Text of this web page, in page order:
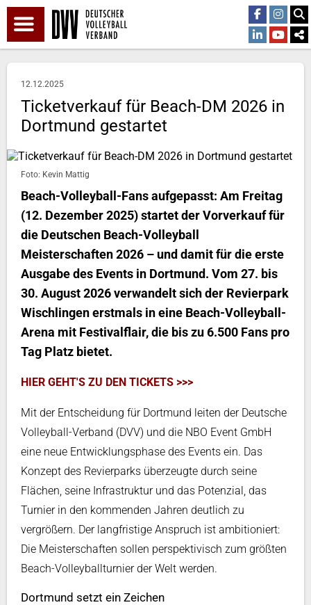
12.12.2025
Ticketverkauf für Beach-DM 2026 in
Dortmund gestartet
Foto: Kevin Mattig
Beach-Volleyball-Fans aufgepasst: Am Freitag
(12. Dezember 2025) startet der Vorverkauf für
die Deutschen Beach-Volleyball
Meisterschaften 2026 – und damit für die erste
Ausgabe des Events in Dortmund. Vom 27. bis
30. August 2026 verwandelt sich der Revierpark
Wischlingen erstmals in eine Beach-Volleyball-
Arena mit Festivalflair, die bis zu 6.500 Fans pro
Tag Platz bietet.
HIER GEHT'S ZU DEN TICKETS >>>
Mit der Entscheidung für Dortmund leiten der Deutsche
Volleyball-Verband (DVV) und die NBO Event GmbH
eine neue Entwicklungsphase des Events ein. Das
Konzept des Revierparks überzeugte durch seine
Flächen, seine Infrastruktur und das Potenzial, das
Turnier in den kommenden Jahren deutlich zu
vergrößern. Der langfristige Anspruch ist ambitioniert:
Die Meisterschaften sollen perspektivisch zum größten
Beach-Volleyballturnier der Welt werden.
Dortmund setzt ein Zeichen